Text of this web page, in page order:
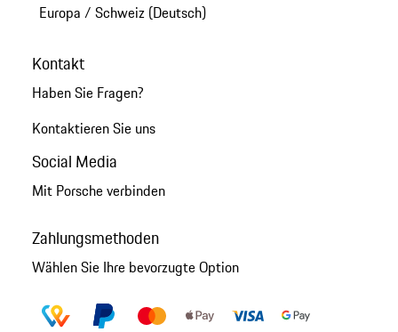
Europa / Schweiz (Deutsch)
Kontakt
Haben Sie Fragen?
Kontaktieren Sie uns
Social Media
Mit Porsche verbinden
Zahlungsmethoden
Wählen Sie Ihre bevorzugte Option